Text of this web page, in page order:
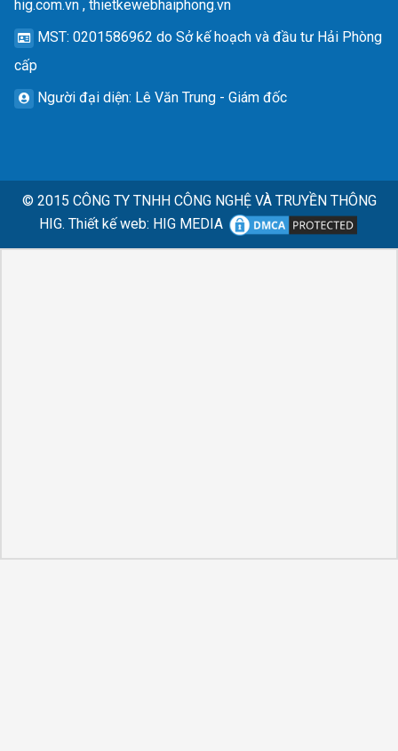
hig.com.vn , thietkewebhaiphong.vn
MST: 0201586962 do Sở kế hoạch và đầu tư Hải Phòng
cấp
Người đại diện: Lê Văn Trung - Giám đốc
© 2015 CÔNG TY TNHH CÔNG NGHỆ VÀ TRUYỀN THÔNG
HIG. Thiết kế web: HIG MEDIA